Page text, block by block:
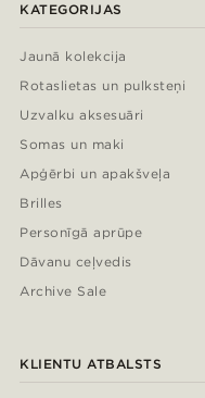
KATEGORIJAS
Jaunā kolekcija
Rotaslietas un pulksteņi
Uzvalku aksesuāri
Somas un maki
Apģērbi un apakšveļa
Brilles
Personīgā aprūpe
Dāvanu ceļvedis
Archive Sale
KLIENTU ATBALSTS